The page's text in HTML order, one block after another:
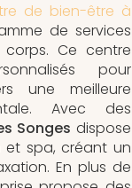
de bien-être à
de services
Ce centre
pour
une meilleure
Avec des
Songes dispose
et spa, créant un
En plus de